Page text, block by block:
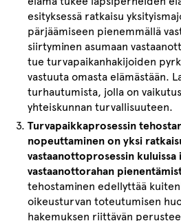
esityksessä ratkaisu
pärjäämiseen pienemmällä
siirtyminen asumaan
tue turvapaikanhakijoiden
vastuuta omasta elämästään.
turhautumista, jolla on
yhteiskunnan turvallisuuteen.
Turvapaikkaprosessin
nopeuttaminen on yksi
vastaanottoprosessin kuluissa
vastaanottorahan
tehostaminen edellyttää
oikeusturvan toteutumisen
hakemuksen riittävän